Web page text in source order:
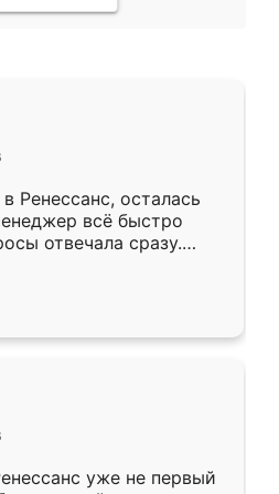
Ренессанс, осталась
всё быстро
отвечала сразу.
субботу, подошёл к
Собрали
аккуратно, даже
уже не первый